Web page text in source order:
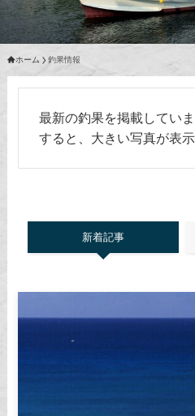
ホーム 釣果情報
最新の釣果を掲載してい
すると、大きい写真が表示
新着記事